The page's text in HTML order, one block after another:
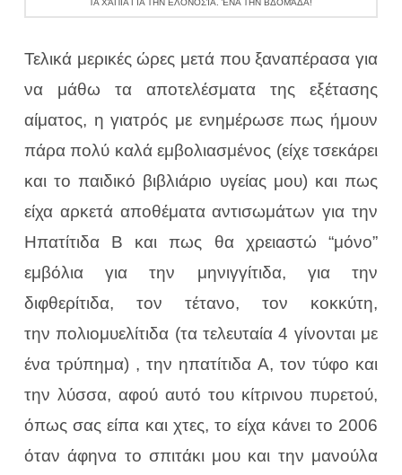
ΤΑ ΧΆΠΙΑ ΓΙΑ ΤΗΝ ΕΛΟΝΟΣΊΑ. ΈΝΑ ΤΗΝ ΒΔΟΜΆΔΑ!
Τελικά μερικές ώρες μετά που ξαναπέρασα για
να μάθω τα αποτελέσματα της εξέτασης
αίματος, η γιατρός με ενημέρωσε πως ήμουν
πάρα πολύ καλά εμβολιασμένος (είχε τσεκάρει
και το παιδικό βιβλιάριο υγείας μου) και πως
είχα αρκετά αποθέματα αντισωμάτων για την
Ηπατίτιδα Β και πως θα χρειαστώ “μόνο”
εμβόλια για την μηνιγγίτιδα, για την
διφθερίτιδα, τον τέτανο, τον κοκκύτη,
την πολιομυελίτιδα (τα τελευταία 4 γίνονται με
ένα τρύπημα) , την ηπατίτιδα Α, τον τύφο και
την λύσσα, αφού αυτό του κίτρινου πυρετού,
όπως σας είπα και χτες, το είχα κάνει το 2006
όταν άφηνα το σπιτάκι μου και την μανούλα